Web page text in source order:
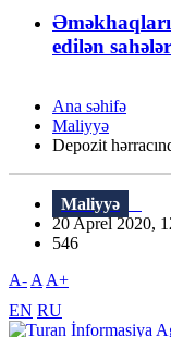
edilən
Ana səhifə
Maliyyə
Depozit
Maliyyə
20 Aprel 2020,
546
A- A A+
EN RU